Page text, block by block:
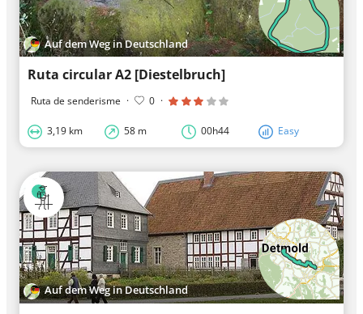
Auf dem Weg in Deutschland
Ruta circular A2 [Diestelbruch]
Ruta de senderisme · 0 ·
3,19 km 58 m 00h44 Easy
Auf dem Weg in Deutschland